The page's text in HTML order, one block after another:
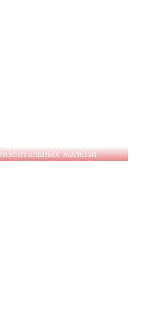
жалюзи